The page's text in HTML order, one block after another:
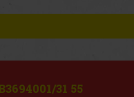
31 55